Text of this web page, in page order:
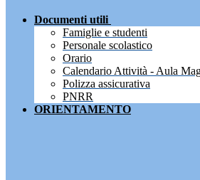
Documenti utili
Famiglie e studenti
Personale scolastico
Orario
Calendario Attività - Aula
Polizza assicurativa
PNRR
ORIENTAMENTO